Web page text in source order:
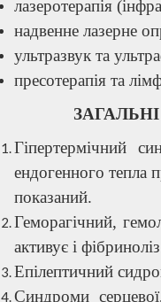
лазеротерапія
надвенне лазерне
ультразвук та
пресотерапія та
Гіпертермічний
ендогенного тепла
показаний.
Геморагічний,
активує і
Епілептичний
Синдроми